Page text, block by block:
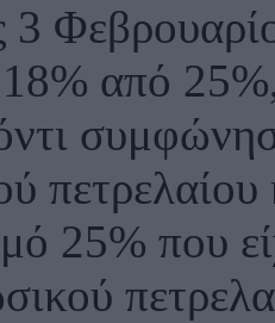
από
25% που